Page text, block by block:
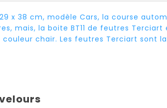
x 38 cm, modèle Cars, la course
mais, la boite BT11 de feutres
chair. Les feutres Terciart sont